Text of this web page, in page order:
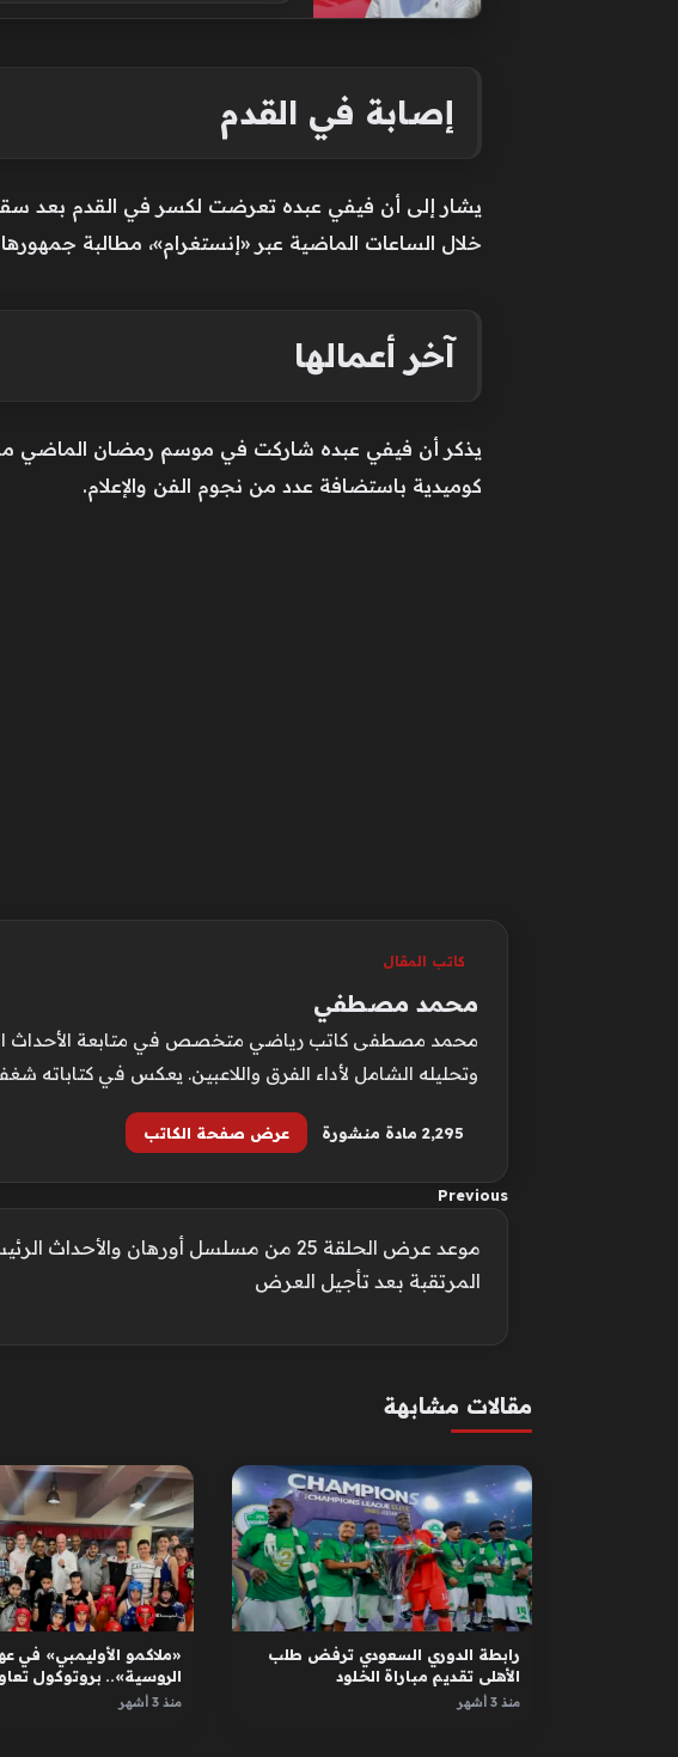
إصابة في القدم
يشار إلى أن فيفي عبده تعرضت لكسر في القدم بعد
خلال الساعات الماضية عبر «إنستغرام»، مطالبة جمهورها
آخر أعمالها
كوميدية باستضافة عدد من نجوم الفن والإعلام.
كاتب المقال
محمد مصطفي
محمد مصطفى كاتب رياضي متخصص في متابعة الأحداث
وتحليله الشامل لأداء الفرق واللاعبين. يعكس في كتاباته
2٬295 مادة منشورة عرض صفحة الكاتب
Previous
موعد عرض الحلقة 25 من مسلسل أورهان والأحداث
المرتقبة بعد تأجيل العرض
مقالات مشابهة
رابطة الدوري السعودي ترفض طلب
الأهلي تقديم مباراة الخلود
منذ 3 أشهر
«ملاكمو الأوليمبي» في
الروسية».. بروتوكول
الأبطال
منذ 3 أشهر